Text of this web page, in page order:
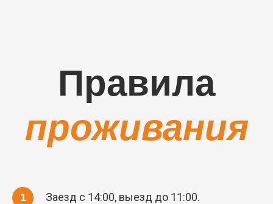
Правила
проживания
Заезд с 14:00, выезд до 11:00.